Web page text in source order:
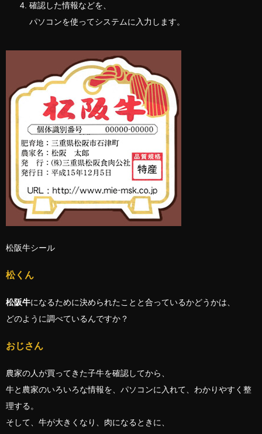
確認した情報などを、
パソコンを使ってシステムに入力します。
松阪牛シール
松くん
松阪牛になるために決められたことと合っているかどうかは、
どのように調べているんですか？
おじさん
農家の人が買ってきた子牛を確認してから、
牛と農家のいろいろな情報を、パソコンに入れて、わかりやすく整
理する。
そして、牛が大きくなり、肉になるときに、